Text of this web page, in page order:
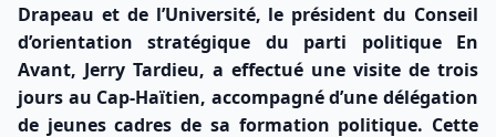
Drapeau et de l’Université, le président du Conseil
d’orientation stratégique du parti politique En
Avant, Jerry Tardieu, a effectué une visite de trois
jours au Cap-Haïtien, accompagné d’une délégation
de jeunes cadres de sa formation politique. Cette